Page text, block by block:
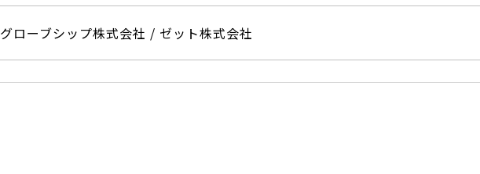
グローブシップ株式会社 / ゼット株式会社